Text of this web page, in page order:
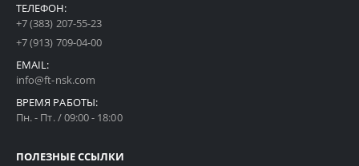
ТЕЛЕФОН:
+7 (383) 207-55-23
+7 (913) 709-04-00
EMAIL:
info@ft-nsk.com
ВРЕМЯ РАБОТЫ:
Пн. - Пт. / 09:00 - 18:00
ПОЛЕЗНЫЕ ССЫЛКИ